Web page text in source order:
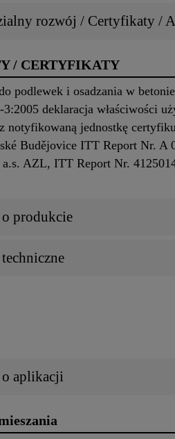
rozwój / Certyfikaty /
/ CERTYFIKATY
podlewek i osadzania w
deklaracja właściwości
notyfikowaną jednostkę
Budějovice ITT Report Nr. A
AZL, ITT Report Nr.
produkcie
aplikacji